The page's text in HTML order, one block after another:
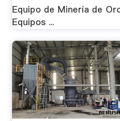
Equipo de Minería de
Equipos ...